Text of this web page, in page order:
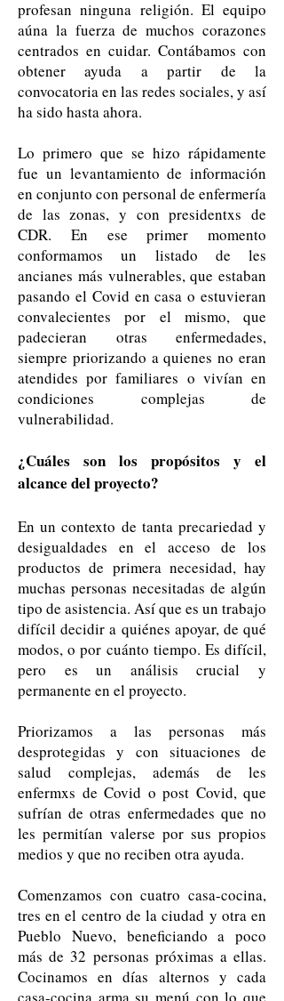
profesan ninguna religión. El equipo
aúna la fuerza de muchos corazones
centrados en cuidar. Contábamos con
obtener ayuda a partir de la
convocatoria en las redes sociales, y así
ha sido hasta ahora.
Lo primero que se hizo rápidamente
fue un levantamiento de información
en conjunto con personal de enfermería
de las zonas, y con presidentxs de
CDR. En ese primer momento
conformamos un listado de les
ancianes más vulnerables, que estaban
pasando el Covid en casa o estuvieran
convalecientes por el mismo, que
padecieran otras enfermedades,
siempre priorizando a quienes no eran
atendides por familiares o vivían en
condiciones complejas de
vulnerabilidad.
¿Cuáles son los propósitos y el
alcance del proyecto?
En un contexto de tanta precariedad y
desigualdades en el acceso de los
productos de primera necesidad, hay
muchas personas necesitadas de algún
tipo de asistencia. Así que es un trabajo
difícil decidir a quiénes apoyar, de qué
modos, o por cuánto tiempo. Es difícil,
pero es un análisis crucial y
permanente en el proyecto.
Priorizamos a las personas más
desprotegidas y con situaciones de
salud complejas, además de les
enfermxs de Covid o post Covid, que
sufrían de otras enfermedades que no
les permitían valerse por sus propios
medios y que no reciben otra ayuda.
Comenzamos con cuatro casa-cocina,
tres en el centro de la ciudad y otra en
Pueblo Nuevo, beneficiando a poco
más de 32 personas próximas a ellas.
Cocinamos en días alternos y cada